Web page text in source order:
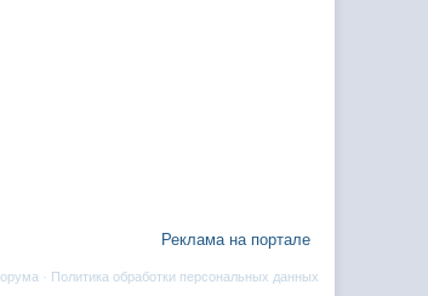
Реклама на портале
Политика обработки персональных данных
·